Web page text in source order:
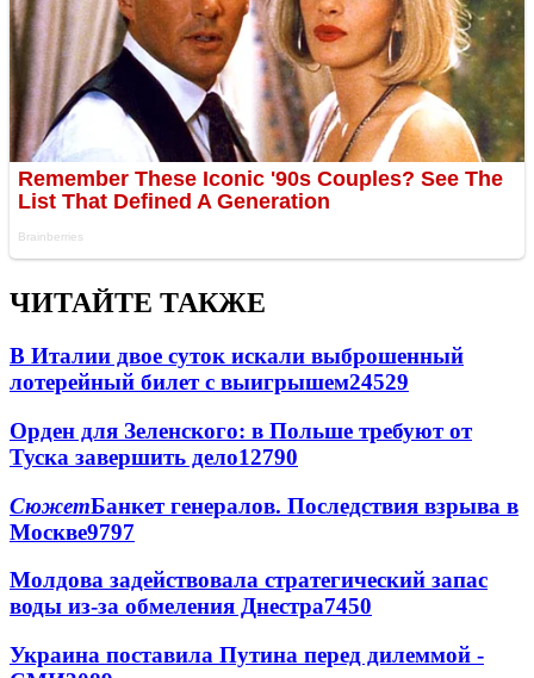
ЧИТАЙТЕ ТАКЖЕ
В Италии двое суток искали выброшенный
лотерейный билет с выигрышем24529
Орден для Зеленского: в Польше требуют от
Туска завершить дело12790
СюжетБанкет генералов. Последствия взрыва в
Москве9797
Молдова задействовала стратегический запас
воды из-за обмеления Днестра7450
Украина поставила Путина перед дилеммой -